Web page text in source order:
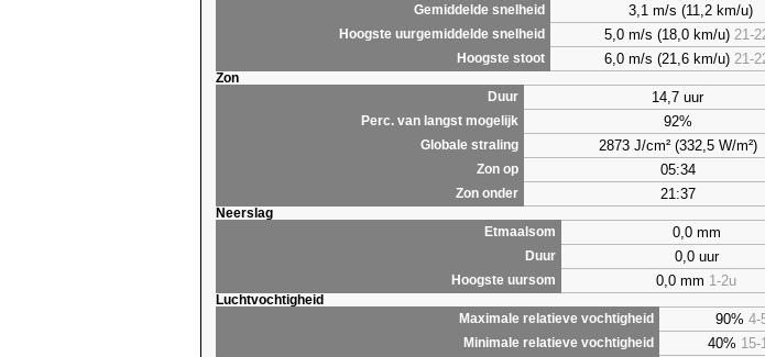
Gemiddelde snelheid 3,1 m/s (11,2 km/u)
Hoogste uurgemiddelde snelheid 5,0 m/s (18,0 km/u) 21-
Hoogste stoot 6,0 m/s (21,6 km/u) 21-
Zon
Duur
14,7 uur
Perc. van langst mogelijk 92%
Globale straling 2873 J/cm² (332,5 W/m²)
Zon op 05:34
Zon onder 21:37
Neerslag
Etmaalsom
0,0 mm
Duur 0,0 uur
Hoogste uursom 0,0 mm 1-2u
Luchtvochtigheid
Maximale relatieve vochtigheid
90% 4-
Minimale relatieve vochtigheid 40% 15-